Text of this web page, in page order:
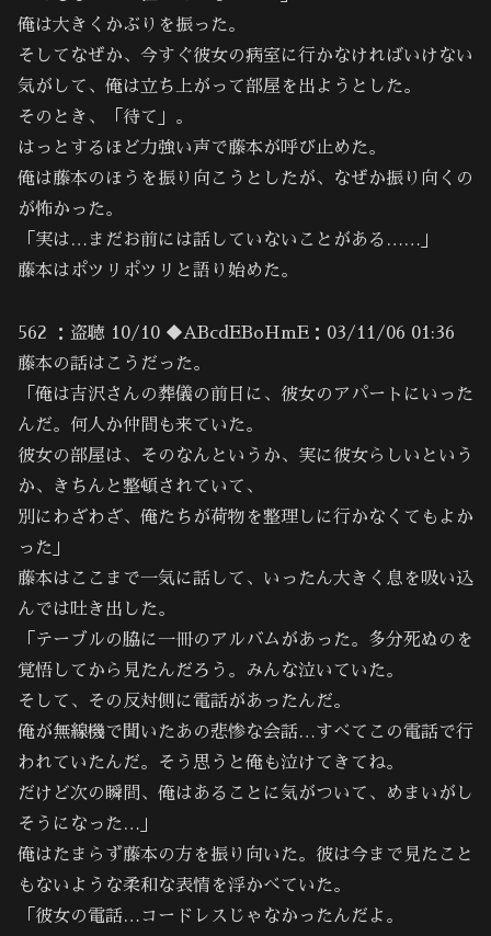
俺は大きくかぶりを振った。
そしてなぜか、今すぐ彼女の病室に行かなければいけない
気がして、俺は立ち上がって部屋を出ようとした。
そのとき、「待て」。
はっとするほど力強い声で藤本が呼び止めた。
俺は藤本のほうを振り向こうとしたが、なぜか振り向くの
が怖かった。
「実は…まだお前には話していないことがある……」
藤本はポツリポツリと語り始めた。
562 ：盗聴 10/10 ◆ABcdEBoHmE：03/11/06 01:36
藤本の話はこうだった。
「俺は吉沢さんの葬儀の前日に、彼女のアパートにいった
んだ。何人か仲間も来ていた。
彼女の部屋は、そのなんというか、実に彼女らしいという
か、きちんと整頓されていて、
別にわざわざ、俺たちが荷物を整理しに行かなくてもよか
った」
藤本はここまで一気に話して、いったん大きく息を吸い込
んでは吐き出した。
「テーブルの脇に一冊のアルバムがあった。多分死ぬのを
覚悟してから見たんだろう。みんな泣いていた。
そして、その反対側に電話があったんだ。
俺が無線機で聞いたあの悲惨な会話…すべてこの電話で行
われていたんだ。そう思うと俺も泣けてきてね。
だけど次の瞬間、俺はあることに気がついて、めまいがし
そうになった…」
俺はたまらず藤本の方を振り向いた。彼は今まで見たこと
もないような柔和な表情を浮かべていた。
「彼女の電話…コードレスじゃなかったんだよ。